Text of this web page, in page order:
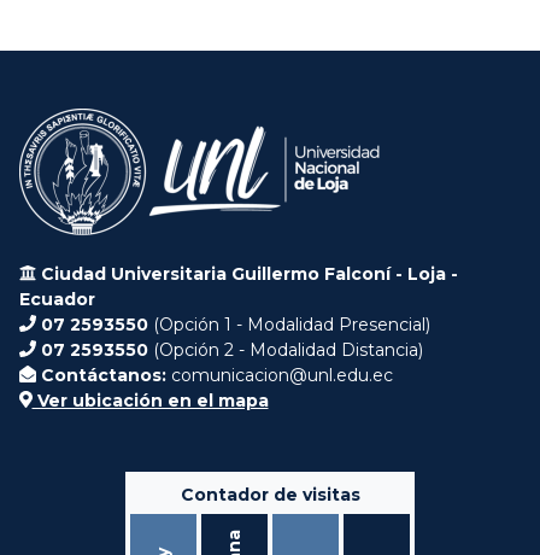
Ciudad Universitaria Guillermo Falconí - Loja -
Ecuador
07 2593550 (Opción 1 - Modalidad Presencial)
07 2593550 (Opción 2 - Modalidad Distancia)
Contáctanos: comunicacion@unl.edu.ec
Ver ubicación en el mapa
Contador de visitas